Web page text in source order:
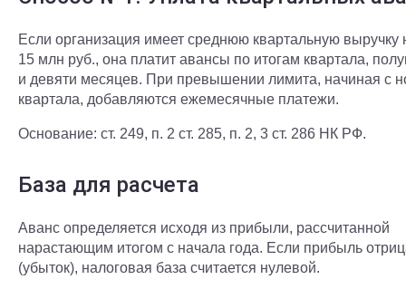
Если организация имеет среднюю квартальную
15 млн руб., она платит авансы по итогам квартала,
и девяти месяцев. При превышении лимита, начиная с
квартала, добавляются ежемесячные платежи.
Основание: ст. 249, п. 2 ст. 285, п. 2, 3 ст. 286 НК РФ.
База для расчета
Аванс определяется исходя из прибыли, рассчитанной
нарастающим итогом с начала года. Если прибыль
(убыток), налоговая база считается нулевой.